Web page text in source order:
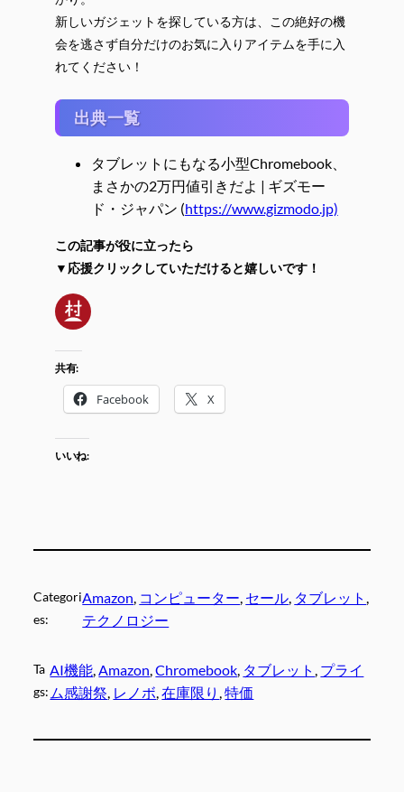
新しいガジェットを探している方は、この絶好の機
会を逃さず自分だけのお気に入りアイテムを手に入
れてください！
出典一覧
タブレットにもなる小型Chromebook、
まさかの2万円値引きだよ | ギズモー
ド・ジャパン (https://www.gizmodo.jp)
この記事が役に立ったら
▼応援クリックしていただけると嬉しいです！
共有:
Facebook X
いいね:
Categori
es:
Amazon, コンピューター, セール, タブレット
テクノロジー
Ta
gs:
AI機能, Amazon, Chromebook, タブレット , プライ
ム感謝祭, レノボ, 在庫限り , 特価